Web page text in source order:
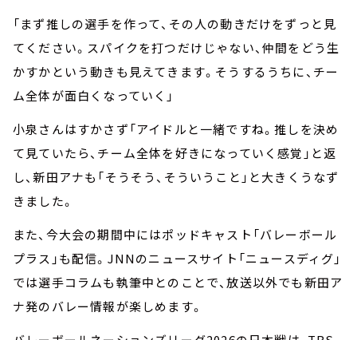
「まず推しの選手を作って、その人の動きだけをずっと見
てください。スパイクを打つだけじゃない、仲間をどう生
かすかという動きも見えてきます。そうするうちに、チー
ム全体が面白くなっていく」
小泉さんはすかさず「アイドルと一緒ですね。推しを決め
て見ていたら、チーム全体を好きになっていく感覚」と返
し、新田アナも「そうそう、そういうこと」と大きくうなず
きました。
また、今大会の期間中にはポッドキャスト「バレーボール
プラス」も配信。JNNのニュースサイト「ニュースディグ」
では選手コラムも執筆中とのことで、放送以外でも新田ア
ナ発のバレー情報が楽しめます。